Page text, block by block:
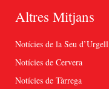
Altres Mitjans
Notícies de la Seu d’Urgell
Notícies de Cervera
Notícies de Tàrrega